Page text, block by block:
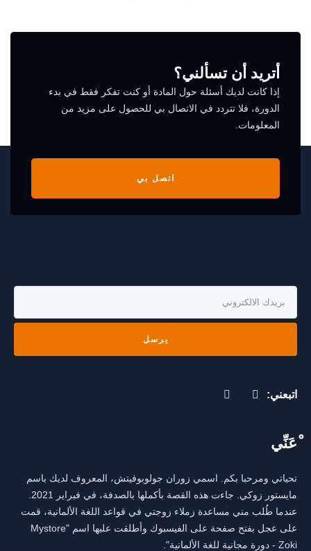
أتريد أن تسألني؟
إذا كانت لديك أسئلة حول المادة أو كنت تفكر فقط في بدء
الدورة، فلا تتردد في الاتصال بي للحصول على مزيد من
المعلومات.
اتصل بي
يرسل
اتبعني:
ْعَنِّي
تحياتي ومرحبا بكم. اسمي زوران جولوبوفيتش، المعروف لديك باسم
عندما طُلب مني مساعدة زملاء زوجتي في قواعد اللغة الألمانية، قمت
على عجل بفتح صفحة على الفيسبوك وأطلقت عليها اسم "Mystore
Zoki - دورة مجانية للغة الألمانية".